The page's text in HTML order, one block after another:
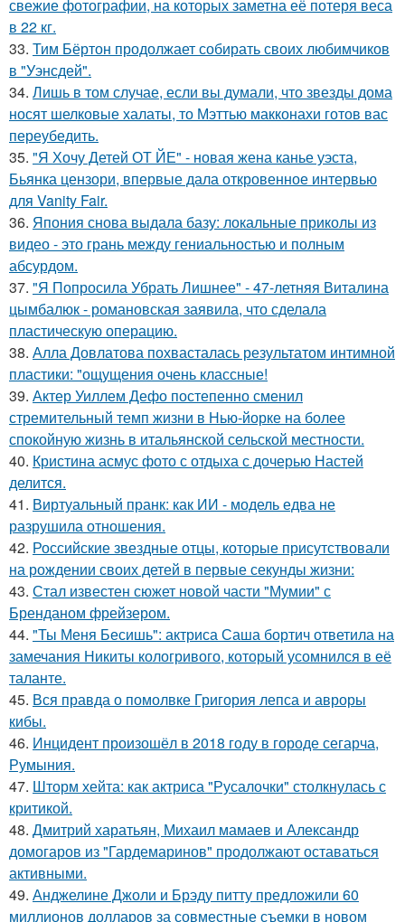
свежие фотографии, на которых заметна её потеря веса
в 22 кг.
33. Тим Бёртон продолжает собирать своих любимчиков
в "Уэнсдей".
34. Лишь в том случае, если вы думали, что звезды дома
носят шелковые халаты, то Мэттью макконахи готов вас
переубедить.
35. "Я Хочу Детей ОТ ЙЕ" - новая жена канье уэста,
Бьянка цензори, впервые дала откровенное интервью
для Vanity Fair.
36. Япония снова выдала базу: локальные приколы из
видео - это грань между гениальностью и полным
абсурдом.
37. "Я Попросила Убрать Лишнее" - 47-летняя Виталина
цымбалюк - романовская заявила, что сделала
пластическую операцию.
38. Алла Довлатова похвасталась результатом интимной
пластики: "ощущения очень классные!
39. Актер Уиллем Дефо постепенно сменил
стремительный темп жизни в Нью-йорке на более
спокойную жизнь в итальянской сельской местности.
40. Кристина асмус фото с отдыха с дочерью Настей
делится.
41. Виртуальный пранк: как ИИ - модель едва не
разрушила отношения.
42. Российские звездные отцы, которые присутствовали
на рождении своих детей в первые секунды жизни:
43. Стал известен сюжет новой части "Мумии" с
Бренданом фрейзером.
44. "Ты Меня Бесишь": актриса Саша бортич ответила на
замечания Никиты кологривого, который усомнился в её
таланте.
45. Вся правда о помолвке Григория лепса и авроры
кибы.
46. Инцидент произошёл в 2018 году в городе сегарча,
Румыния.
47. Шторм хейта: как актриса "Русалочки" столкнулась с
критикой.
48. Дмитрий харатьян, Михаил мамаев и Александр
домогаров из "Гардемаринов" продолжают оставаться
активными.
49. Анджелине Джоли и Брэду питту предложили 60
миллионов долларов за совместные съемки в новом